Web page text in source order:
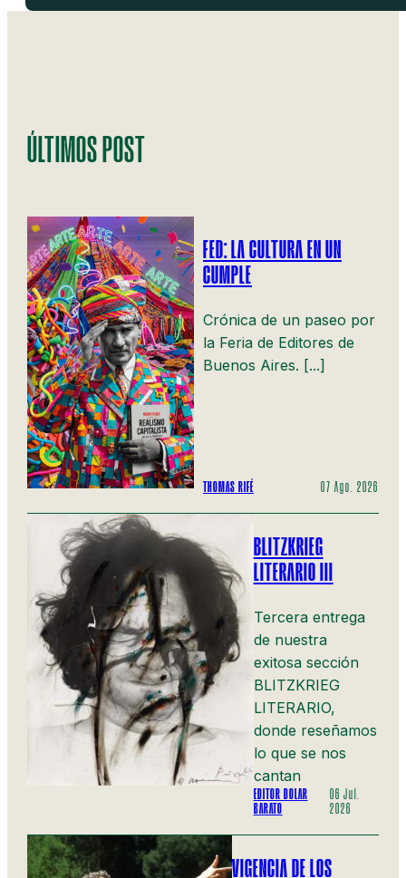
ÚLTIMOS POST
FED: LA CULTURA EN UN
CUMPLE
Crónica de un paseo por
la Feria de Editores de
Buenos Aires. [...]
THOMAS RIFÉ 07 Ago. 2026
BLITZKRIEG
LITERARIO III
Tercera entrega
de nuestra
exitosa sección
BLITZKRIEG
LITERARIO,
donde reseñamos
lo que se nos
cantan
EDITOR DOLAR
BARATO
06 Jul.
2026
VIGENCIA DE LOS